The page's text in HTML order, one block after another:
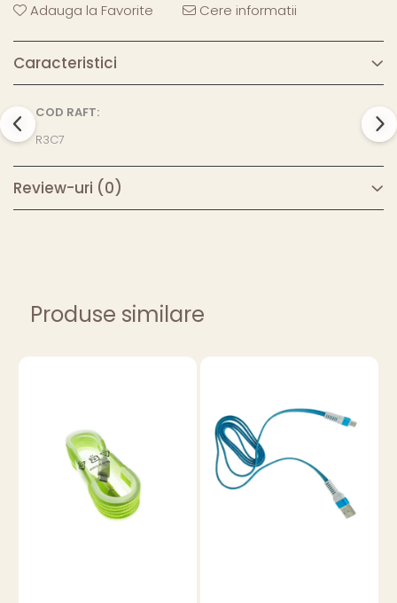
Adauga la Favorite Cere informatii
Caracteristici
COD RAFT:
R3C7
Review-uri (0)
Produse similare